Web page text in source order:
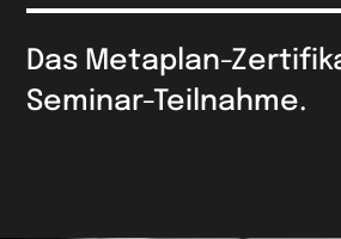
Das Metaplan-
Seminar-Teilnahme.